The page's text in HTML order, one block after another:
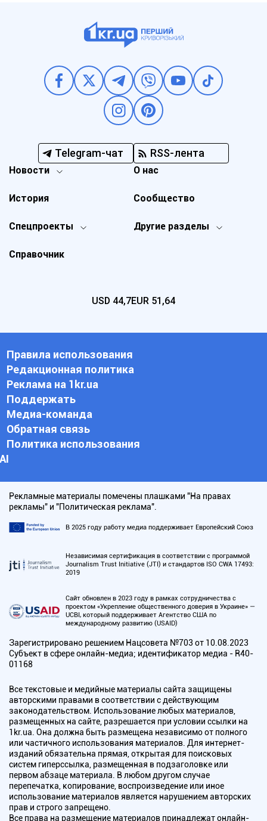
Telegram-чат RSS-лента
Новости
Спецпроекты Другие разделы
История
О нас
Справочник
Сообщество
USD 44,7EUR 51,64
Правила использования
Редакционная политика
Реклама на 1kr.ua
Поддержать
Медиа-команда
Обратная связь
Политика использования
АI
Рекламные материалы помечены плашками "На правах
рекламы" и "Политическая реклама".
В 2025 году работу медиа поддерживает Европейский Союз
Независимая сертификация в соответствии с программой
Journalism Trust Initiative (JTI) и стандартов ISO CWA 17493:
2019
Сайт обновлен в 2023 году в рамках сотрудничества с
проектом «Укрепление общественного доверия в Украине» —
UCBI, который поддерживает Агентство США по
международному развитию (USAID)
Зарегистрировано решением Нацсовета №703 от 10.08.2023
Субъект в сфере онлайн-медиа; идентификатор медиа - R40-
01168
Все текстовые и медийные материалы сайта защищены
авторскими правами в соответствии с действующим
законодательством. Использование любых материалов,
размещенных на сайте, разрешается при условии ссылки на
1kr.ua. Она должна быть размещена независимо от полного
или частичного использования материалов. Для интернет-
изданий обязательна прямая, открытая для поисковых
систем гиперссылка, размещенная в подзаголовке или
первом абзаце материала. В любом другом случае
перепечатка, копирование, воспроизведение или иное
использование материалов является нарушением авторских
прав и строго запрещено.
Все права на размещение материалов принадлежат онлайн-